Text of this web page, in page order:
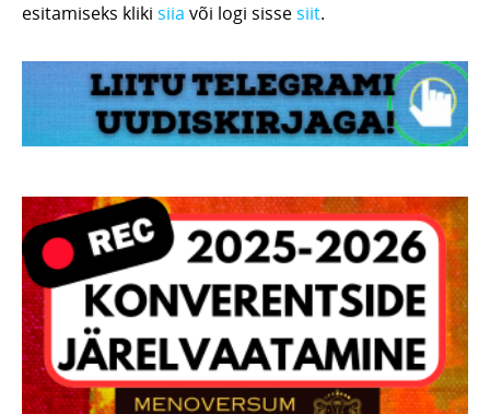
esitamiseks kliki siia või logi sissesiit.